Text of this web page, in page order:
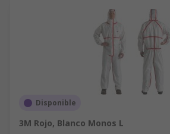
Disponible
3M Rojo, Blanco Monos L